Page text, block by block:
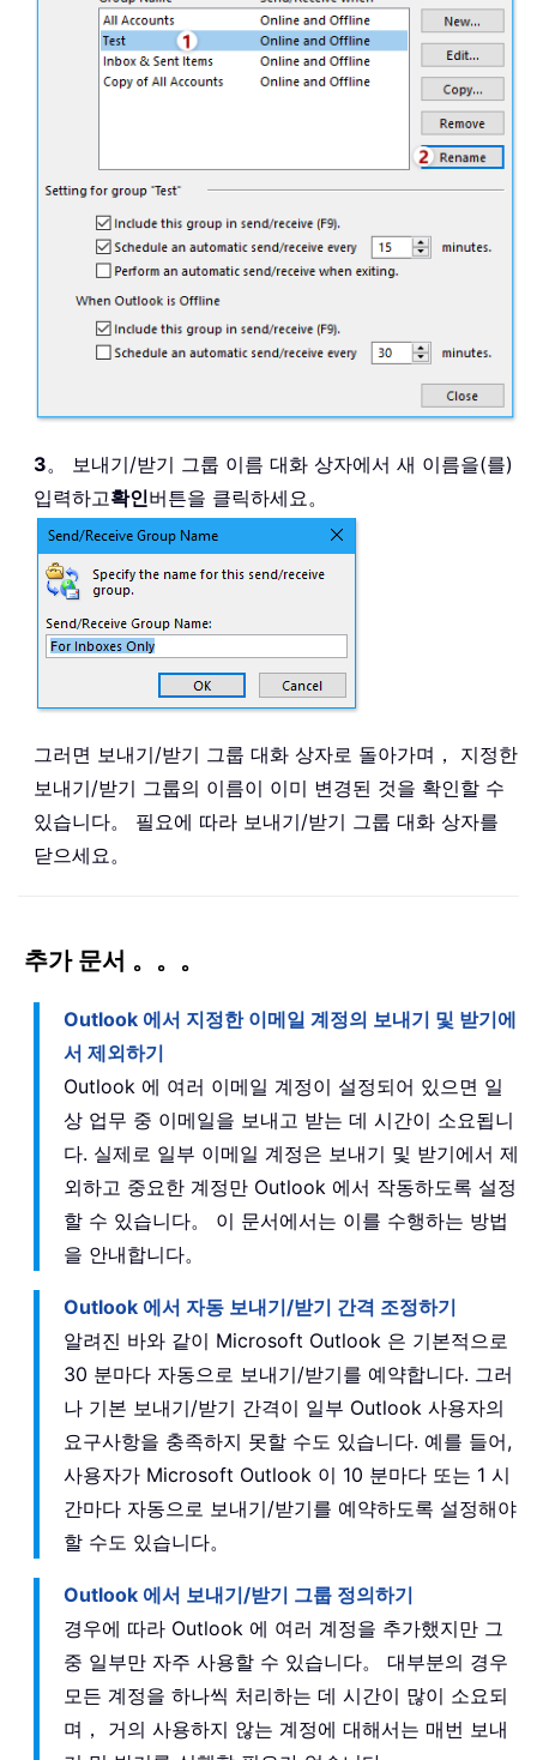
3。 보내기/받기 그룹 이름 대화 상자에서 새 이름을(를)
입력하고확인버튼을 클릭하세요。
그러면 보내기/받기 그룹 대화 상자로 돌아가며， 지정한
보내기/받기 그룹의 이름이 이미 변경된 것을 확인할 수
있습니다。 필요에 따라 보내기/받기 그룹 대화 상자를
닫으세요。
추가 문서 。。。
Outlook 에서 지정한 이메일 계정의 보내기 및 받기에
서 제외하기
Outlook 에 여러 이메일 계정이 설정되어 있으면 일
상 업무 중 이메일을 보내고 받는 데 시간이 소요됩니
다. 실제로 일부 이메일 계정은 보내기 및 받기에서 제
외하고 중요한 계정만 Outlook 에서 작동하도록 설정
할 수 있습니다。 이 문서에서는 이를 수행하는 방법
을 안내합니다。
Outlook 에서 자동 보내기/받기 간격 조정하기
알려진 바와 같이 Microsoft Outlook 은 기본적으로
30 분마다 자동으로 보내기/받기를 예약합니다. 그러
나 기본 보내기/받기 간격이 일부 Outlook 사용자의
요구사항을 충족하지 못할 수도 있습니다. 예를 들어,
사용자가 Microsoft Outlook 이 10 분마다 또는 1 시
간마다 자동으로 보내기/받기를 예약하도록 설정해야
할 수도 있습니다。
Outlook 에서 보내기/받기 그룹 정의하기
경우에 따라 Outlook 에 여러 계정을 추가했지만 그
중 일부만 자주 사용할 수 있습니다。 대부분의 경우
모든 계정을 하나씩 처리하는 데 시간이 많이 소요되
며， 거의 사용하지 않는 계정에 대해서는 매번 보내